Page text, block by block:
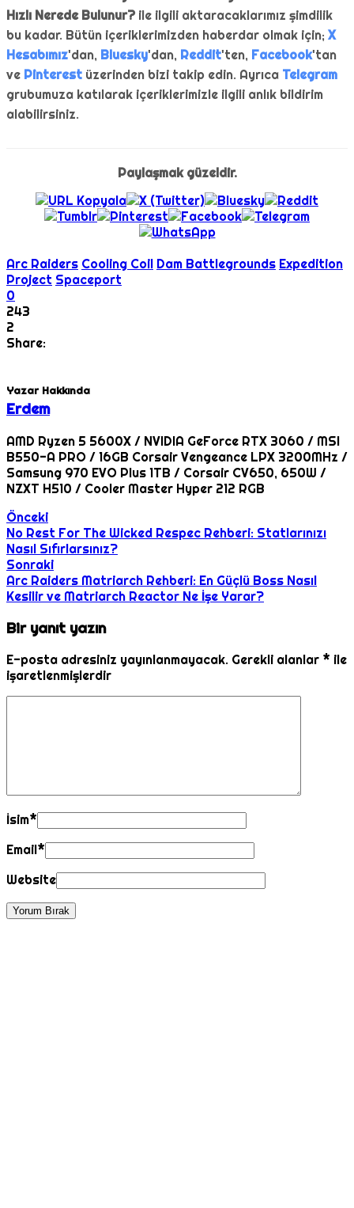
Hızlı Nerede Bulunur? ile ilgili aktaracaklarımız şimdilik
bu kadar. Bütün içeriklerimizden haberdar olmak için; X
Hesabımız'dan, Bluesky'dan, Reddit'ten, Facebook'tan
ve Pinterest üzerinden bizi takip edin. Ayrıca Telegram
grubumuza katılarak içeriklerimizle ilgili anlık bildirim
alabilirsiniz.
Paylaşmak güzeldir.
Arc Raiders Cooling Coil Dam Battlegrounds Expedition
Project Spaceport
0
243
2
Share:
Yazar Hakkında
Erdem
AMD Ryzen 5 5600X / NVIDIA GeForce RTX 3060 / MSI
B550-A PRO / 16GB Corsair Vengeance LPX 3200MHz /
Samsung 970 EVO Plus 1TB / Corsair CV650, 650W /
NZXT H510 / Cooler Master Hyper 212 RGB
Önceki
No Rest For The Wicked Respec Rehberi: Statlarınızı
Nasıl Sıfırlarsınız?
Sonraki
Arc Raiders Matriarch Rehberi: En Güçlü Boss Nasıl
Kesilir ve Matriarch Reactor Ne İşe Yarar?
Bir yanıt yazın
E-posta adresiniz yayınlanmayacak. Gerekli alanlar * ile
işaretlenmişlerdir
İsim*
Email*
Website